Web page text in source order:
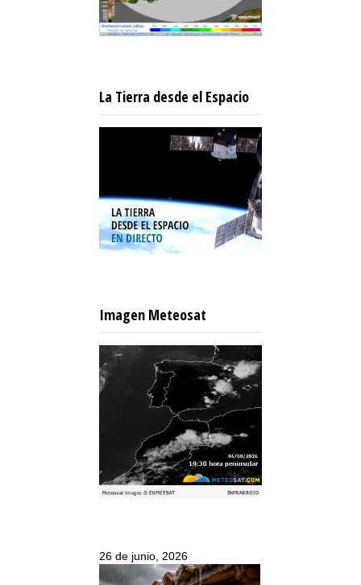
La Tierra desde el Espacio
Imagen Meteosat
26 de junio, 2026